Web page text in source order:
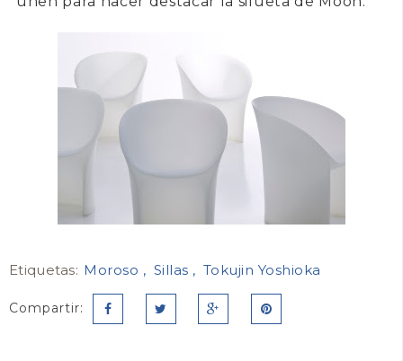
Etiquetas: Moroso Sillas Tokujin Yoshioka
Compartir: